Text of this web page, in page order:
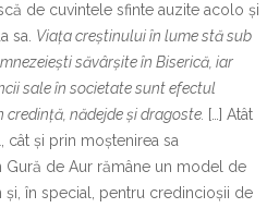
de cuvintele sfinte auzite acolo și
sa. Viața creștinului în lume stă sub
săvârșite în Biserică, iar
sale în societate sunt efectul
nădejde și dragoste. […] Atât
cât și prin moștenirea sa
Gură de Aur rămâne un model de
și, în special, pentru credincioșii de